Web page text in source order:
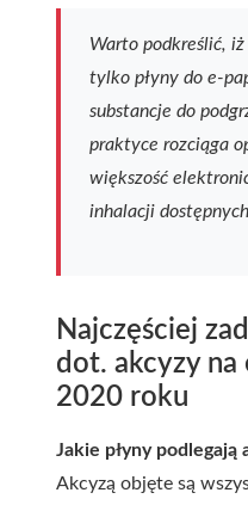
Warto podkreślić,
tylko płyny do e-
substancje do
praktyce rozciąga
większość
inhalacji
Najczęściej
dot. akcyzy
2020 roku
Jakie płyny podlegają
Akcyzą objęte są